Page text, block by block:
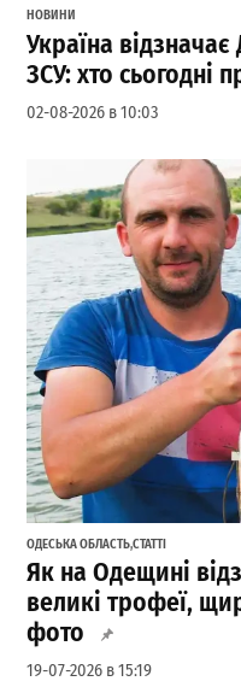
НОВИНИ
Україна
ЗСУ: хто сьогодні
02-08-2026 в 10:03
ОДЕСЬКА ОБЛАСТЬ,СТАТТІ
Як на Одещині
великі трофеї,
фото
19-07-2026 в 15:19